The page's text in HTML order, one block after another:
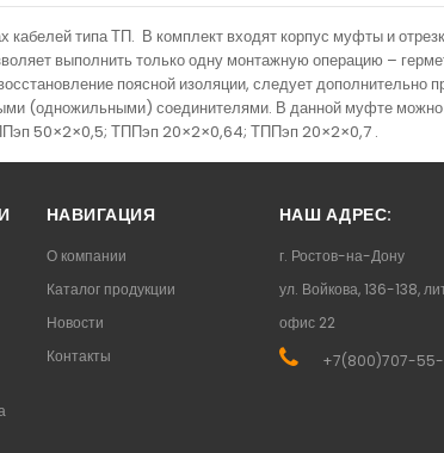
типа ТП. В комплект входят корпус муфты и
выполнить только одну монтажную операцию –
поясной изоляции, следует
(одножильными) соединителями. В данной муфте можно
50×2×0,5; ТППэп 20×2×0,64; ТППэп 20×2×0,7 .
НАВИГАЦИЯ
О компании
Каталог продукции
Новости
Контакты
НАШ АДРЕС:
г. Ростов-на-Дону
ул. Войкова, 136-138,
офис 22
+7(800)707-